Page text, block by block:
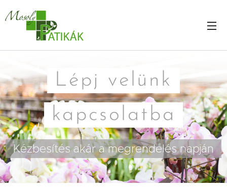
Lépj velünk
kapcsolatba
Kézbesítés akár a megrendelés napján